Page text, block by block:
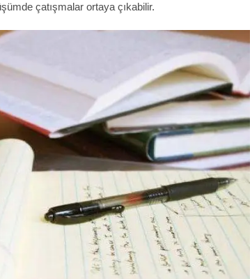
çatışmalar ortaya çıkabilir.